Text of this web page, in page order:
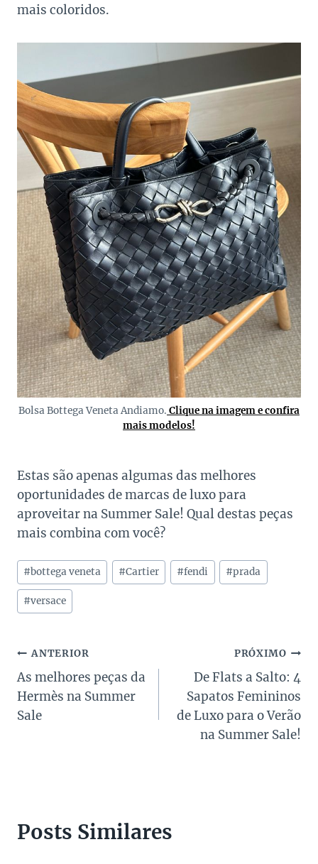
mais coloridos.
Bolsa Bottega Veneta Andiamo. Clique na imagem e confira
mais modelos!
Estas são apenas algumas das melhores
oportunidades de marcas de luxo para
aproveitar na Summer Sale! Qual destas peças
mais combina com você?
Tags
do
Post:
#bottega veneta #Cartier #fendi #prada
#versace
Navegação
de
Post
ANTERIOR
As melhores peças da
Hermès na Summer
Sale
PRÓXIMO
De Flats a Salto: 4
Sapatos Femininos
de Luxo para o Verão
na Summer Sale!
Posts Similares